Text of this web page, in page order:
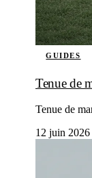
GUIDES
Tenue de
Tenue de
12 juin 2026